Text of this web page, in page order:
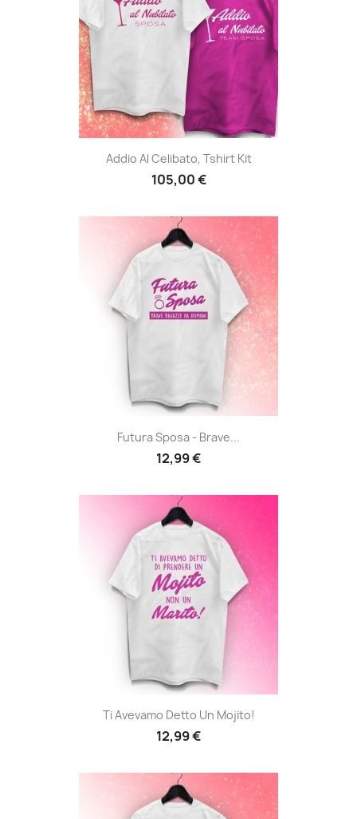
Addio Al Celibato, Tshirt Kit
105,00 €
Futura Sposa - Brave...
12,99 €
Ti Avevamo Detto Un Mojito!
12,99 €